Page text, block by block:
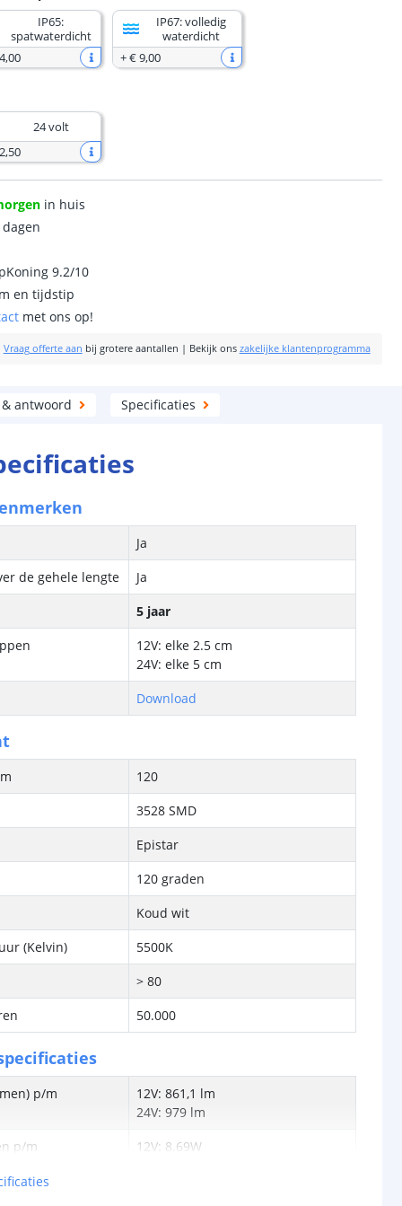
IP65:
spatwaterdicht
,00
IP67: volledig
waterdicht
+€ 9,00
24 volt
,50
in huis
9.2/10
en tijdstip
met ons op!
Vraag offerte aan bij grotere aantallen | Bekijk ons zakelijke klantenprogramma
antwoord Specificaties
Ja
de gehele lengte
Ja
5 jaar
12V: elke 2.5 cm
24V: elke 5 cm
Download
120
3528 SMD
Epistar
120 graden
Koud wit
(Kelvin)
5500K
> 80
50.000
p/m
12V: 861,1 lm
24V: 979 lm
p/m
12V: 8.69W